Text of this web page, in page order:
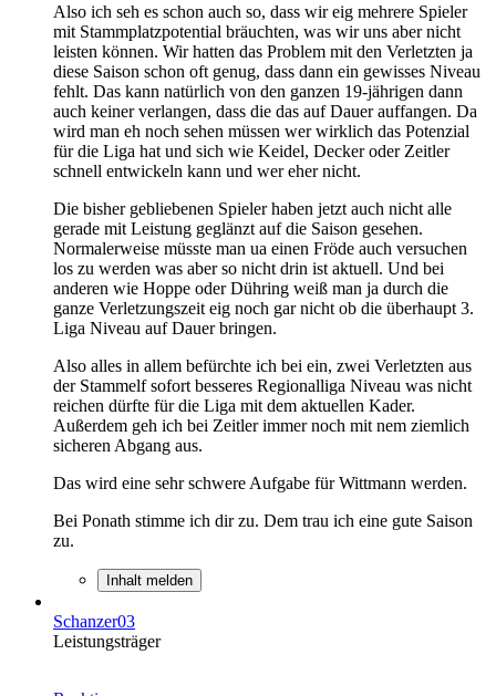
Also ich seh es schon auch so, dass wir eig mehrere Spieler
mit Stammplatzpotential bräuchten, was wir uns aber nicht
leisten können. Wir hatten das Problem mit den Verletzten ja
diese Saison schon oft genug, dass dann ein gewisses Niveau
fehlt. Das kann natürlich von den ganzen 19-jährigen dann
auch keiner verlangen, dass die das auf Dauer auffangen. Da
wird man eh noch sehen müssen wer wirklich das Potenzial
für die Liga hat und sich wie Keidel, Decker oder Zeitler
schnell entwickeln kann und wer eher nicht.
Die bisher gebliebenen Spieler haben jetzt auch nicht alle
gerade mit Leistung geglänzt auf die Saison gesehen.
Normalerweise müsste man ua einen Fröde auch versuchen
los zu werden was aber so nicht drin ist aktuell. Und bei
anderen wie Hoppe oder Dühring weiß man ja durch die
ganze Verletzungszeit eig noch gar nicht ob die überhaupt 3.
Liga Niveau auf Dauer bringen.
Also alles in allem befürchte ich bei ein, zwei Verletzten aus
der Stammelf sofort besseres Regionalliga Niveau was nicht
reichen dürfte für die Liga mit dem aktuellen Kader.
Außerdem geh ich bei Zeitler immer noch mit nem ziemlich
sicheren Abgang aus.
Das wird eine sehr schwere Aufgabe für Wittmann werden.
Bei Ponath stimme ich dir zu. Dem trau ich eine gute Saison
zu.
Inhalt melden
Schanzer03
Leistungsträger